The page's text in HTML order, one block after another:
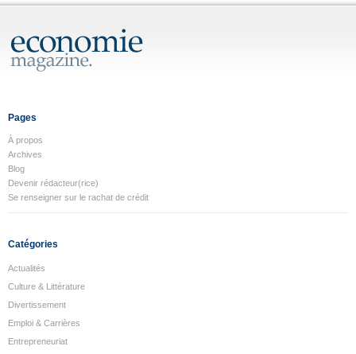
Pages
À propos
Archives
Blog
Devenir rédacteur(rice)
Se renseigner sur le rachat de crédit
Catégories
Actualités
Culture & Littérature
Divertissement
Emploi & Carrières
Entrepreneuriat